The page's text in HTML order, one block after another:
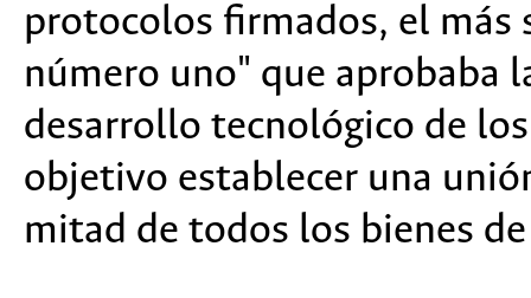
protocolos firmados, el
número uno" que aprobaba
desarrollo tecnológico de
objetivo establecer una
mitad de todos los bienes